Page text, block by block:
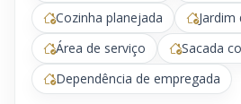
Cozinha planejada
Jardim
Área de serviço
Sacada
Dependência de empregada